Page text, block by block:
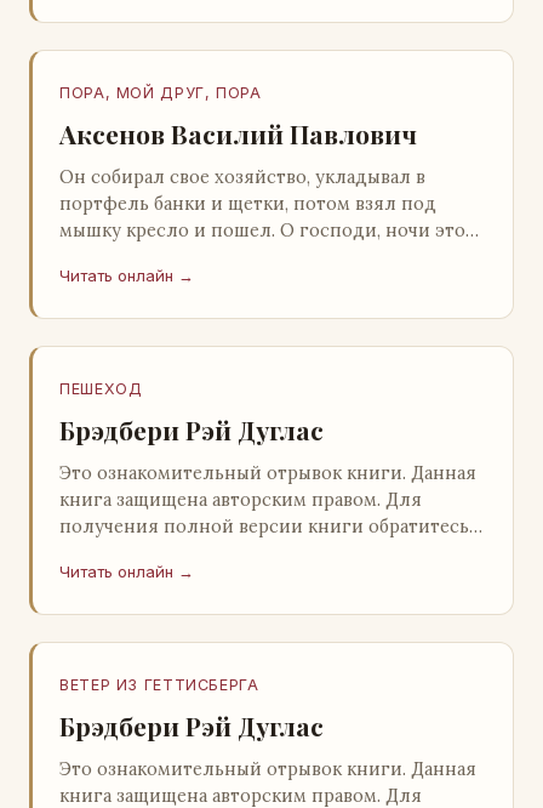
ПОРА, МОЙ ДРУГ, ПОРА
Аксенов Василий Павлович
Он собирал свое хозяйство, укладывал в
портфель банки и щетки, потом взял под
мышку кресло и пошел. О господи, ночи этой
заставлял…
Читать онлайн →
ПЕШЕХОД
Брэдбери Рэй Дуглас
Это ознакомительный отрывок книги. Данная
книга защищена авторским правом. Для
получения полной версии книги обратитесь к
легального ко…
Читать онлайн →
ВЕТЕР ИЗ ГЕТТИСБЕРГА
Брэдбери Рэй Дуглас
Это ознакомительный отрывок книги. Данная
книга защищена авторским правом. Для